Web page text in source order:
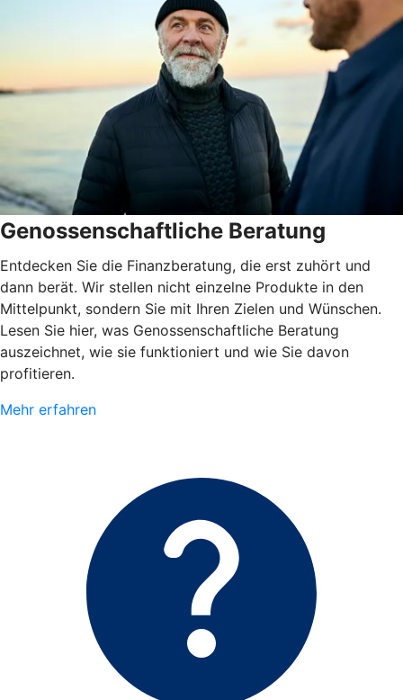
Genossenschaftliche Beratung
Entdecken Sie die Finanzberatung, die erst zuhört und
dann berät. Wir stellen nicht einzelne Produkte in den
Mittelpunkt, sondern Sie mit Ihren Zielen und Wünschen.
Lesen Sie hier, was Genossenschaftliche Beratung
auszeichnet, wie sie funktioniert und wie Sie davon
profitieren.
Mehr erfahren